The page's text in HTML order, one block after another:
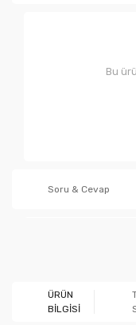
Bu
Soru & Cevap
ÜRÜN
BİLGİSİ